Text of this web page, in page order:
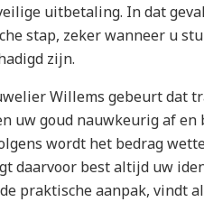
uitbetaling. In dat
stap, zeker wanneer u
zijn.
Willems gebeurt dat
uw goud nauwkeurig af en
wordt het bedrag
daarvoor best altijd uw
praktische aanpak, vindt